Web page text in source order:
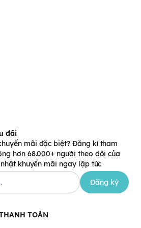
đãi
mãi đặc biệt? Đăng kí tham
hơn 68.000+ người theo dõi của
khuyến mãi ngay lập tức
Đăng ký
TOÁN